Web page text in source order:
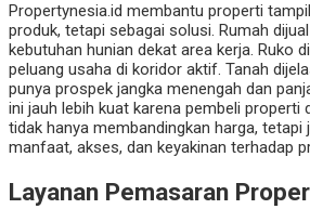
Propertynesia.id membantu properti
produk, tetapi sebagai solusi. Rumah
kebutuhan hunian dekat area kerja. Ruko
peluang usaha di koridor aktif. Tanah
punya prospek jangka menengah dan
ini jauh lebih kuat karena pembeli properti
tidak hanya membandingkan harga, tetapi
manfaat, akses, dan keyakinan terhadap
Layanan Pemasaran